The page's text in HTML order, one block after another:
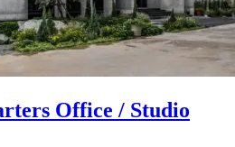
Office / Studio